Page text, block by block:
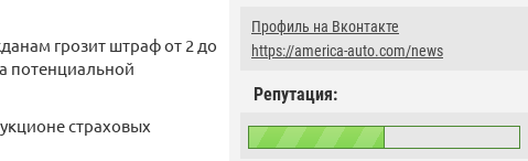
Профиль на Вконтакте
https://america-auto.com/news
Репутация:
грозит штраф от 2 до
потенциальной
страховых